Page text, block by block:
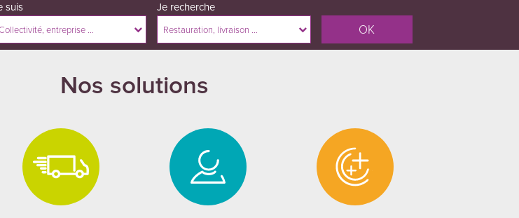
suis
entreprise ...
Je recherche
Restauration, livraison ...
Nos solutions